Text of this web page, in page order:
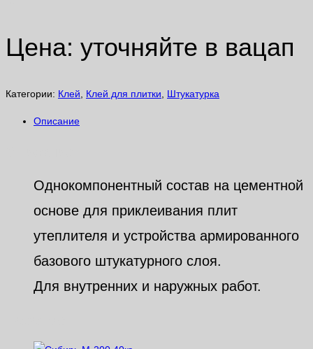
Цена: уточняйте в вацап
Категории: Клей Клей для плитки Штукатурка
Описание
Однокомпонентный состав на цементной
основе для приклеивания плит
утеплителя и устройства армированного
базового штукатурного слоя.
Для внутренних и наружных работ.